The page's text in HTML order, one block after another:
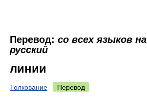
Перевод: со всех языков на
русский
линии
Толкование Перевод